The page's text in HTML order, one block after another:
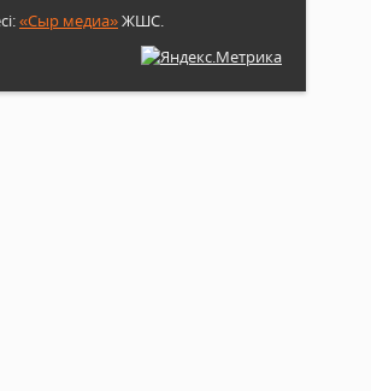
«Сыр медиа»ЖШС.